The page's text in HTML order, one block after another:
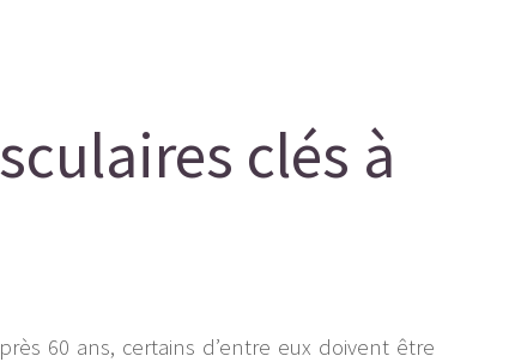
clés à
60 ans, certains d’entre eux doivent être